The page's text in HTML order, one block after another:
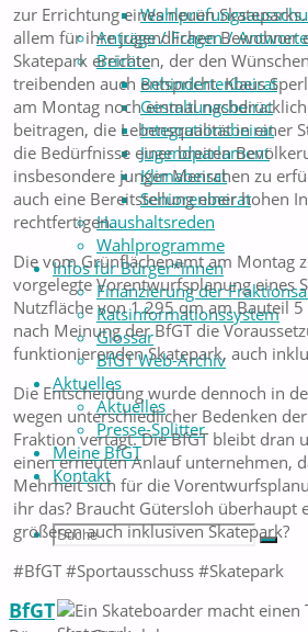
Anträge / Fragen /
Beiräte
Behindertenbeirat
Gestaltungsbeirat
Integrationsbeirat
Jugendparlament
Klimabeirat
Seniorenbeirat
Haushaltsreden
Wahlprogramme
Infos für Bürger*innen
Finanzierung der
Ratsinformationssystem
Glossar
BfGT Web-Archiv
Aktuelles
Aktuelles
Presse-Splitter
Meine BfGT
Kontakt
Suche
Suchen
nach:
Suche
BfGT
zur Errichtung eines neuen
allem für ihre jugendlichen Bewohner
Skatepark errichten, der den
treibenden auch entspricht. Klaus
am Montag noch einmal
beitragen, die Lebensqualität in einer
die Bedürfnisse einer breiten
insbesondere junger Menschen zu
auch eine Bereitstellung einer hohen
rechtfertigen.
Die vom Grünflächenamt am Montag
vorgelegte Vorentwurfsplanung eines
Nutzfläche von 1.295 qm am Bauteil 5
nach Meinung der BfGT die
funktionierenden Skatepark, auch
Die Entscheidung wurde dennoch in
wegen unterschiedlicher Bedenken
Fraktion vertagt. Die BfGT bleibt dran
einen erneuten Anlauf unternehmen,
Mehrheit sich für die
ihr das? Braucht Gütersloh überhaupt
größeren auch inklusiven Skatepark?
#BfGT #Sportausschuss #Skatepark